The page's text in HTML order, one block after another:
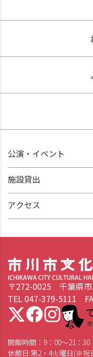
公演・イベント
施設貸出
アクセス
〒272-0025 千葉県
TEL 047-379-5111
てこな
開館時間：9：00～21：30
休館日:第2・4火曜日(※祝